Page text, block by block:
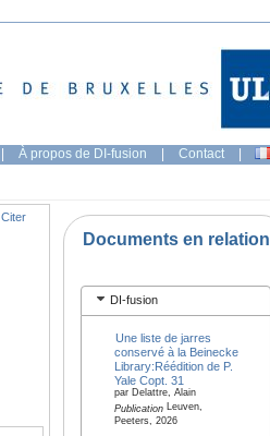
| À propos de DI-fusion | Contact |
Citer
Documents en relation
DI-fusion
Une liste de jarres
conservé à la Beinecke
Library:Réédition de P.
Yale Copt. 31
par Delattre, Alain
PublicationLeuven,
Peeters, 2026